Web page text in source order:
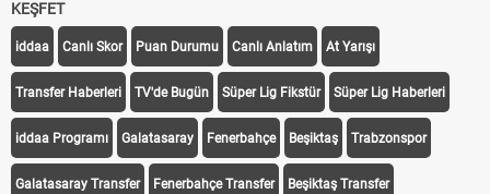
KEŞFET
iddaa Canlı Skor Puan Durumu Canlı Anlatım At Yarışı
Transfer Haberleri TV'de Bugün Süper Lig Fikstür Süper Lig Haberleri
iddaa Programı Galatasaray Fenerbahçe Beşiktaş Trabzonspor